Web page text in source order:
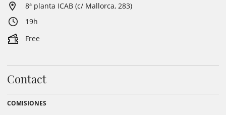
8ª planta ICAB (c/ Mallorca, 283)
19h
Free
Contact
COMISIONES